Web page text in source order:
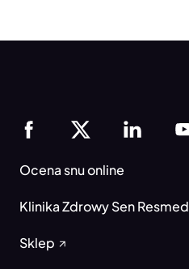
Ocena snu online
Klinika Zdrowy Sen Resmed
Sklep